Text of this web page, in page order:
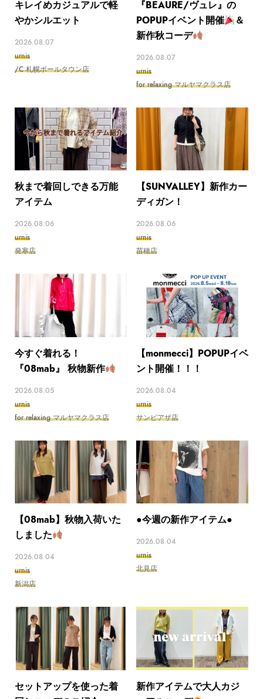
キレイめカジュアルで軽
やかシルエット
2026.08.07
urnis
/C 札幌ポールタウン店
『BEAURE/ヴュレ』の
POPUPイベント開催
＆
新作秋コーデ
2026.08.07
urnis
for relaxing マルヤマクラス店
秋まで着回しできる万能
アイテム
2026.08.06
urnis
発寒店
【SUNVALLEY】新作カー
ディガン！
2026.08.06
urnis
苗穂店
今すぐ着れる！
『08mab』 秋物新作
2026.08.05
urnis
for relaxing マルヤマクラス店
【monmecci】POPUPイベ
ント開催！！！
2026.08.04
urnis
サンピアザ店
【08mab】秋物入荷いた
しました
2026.08.04
urnis
新潟店
●今週の新作アイテム●
2026.08.04
urnis
北見店
セットアップを使った着
新作アイテムで大人カジ